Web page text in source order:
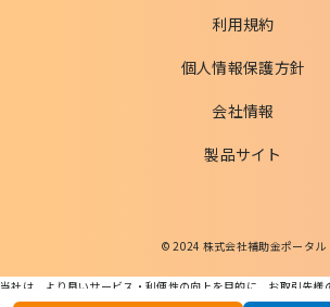
利用規約
個人情報保護方針
会社情報
製品サイト
© 2024 株式会社補助金ポータル
当社は、より良いサービス・利便性の向上を目的に、お取引先